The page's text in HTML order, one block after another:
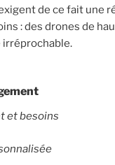
de ce fait une
: des drones de
irréprochable.
et besoins